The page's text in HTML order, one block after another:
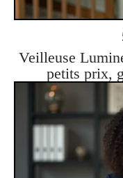
Veilleuse
petits prix,